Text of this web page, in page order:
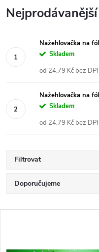
Nejprodávanější
Nažehlovačka na
Skladem
od 24,79 Kč bez
Nažehlovačka na
Skladem
od 24,79 Kč bez
Filtrovat
Ř
a
Doporučujeme
ý